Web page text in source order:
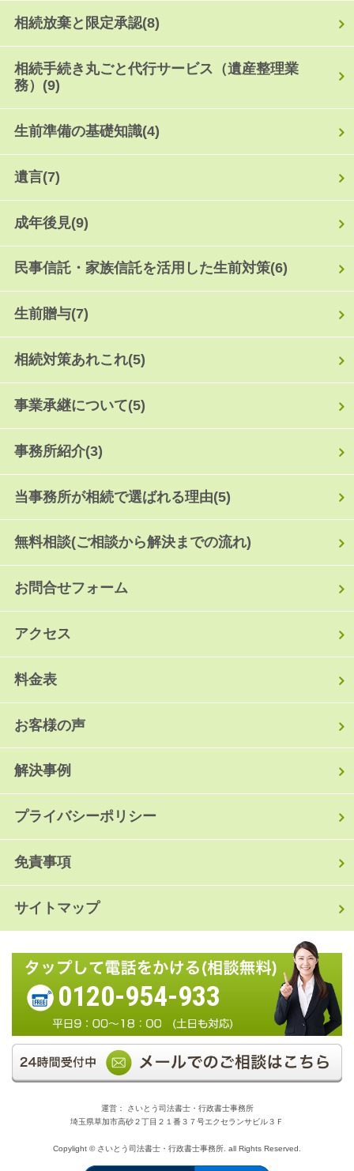
相続放棄と限定承認(8)
相続手続き丸ごと代行サービス（遺産整理業
務） (9)
生前準備の基礎知識(4)
遺言(7)
成年後見(9)
民事信託・家族信託を活用した生前対策(6)
生前贈与(7)
相続対策あれこれ(5)
事業承継について(5)
事務所紹介(3)
当事務所が相続で選ばれる理由(5)
無料相談(ご相談から解決までの流れ)
お問合せフォーム
アクセス
料金表
お客様の声
解決事例
プライバシーポリシー
免責事項
サイトマップ
0120-954-933
運営： さいとう司法書士・行政書士事務所
埼玉県草加市高砂２丁目２１番３７号エクセランサビル３Ｆ
Copylight © さいとう司法書士・行政書士事務所. all Rights Reserved.